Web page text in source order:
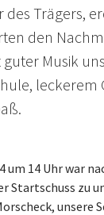
des Trägers,
den
Musik
leckerem
um 14 Uhr war
Startschuss zu
unsere